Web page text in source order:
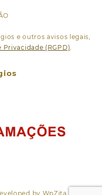
e outros avisos legais,
Privacidade (RGPD)
by WpZita